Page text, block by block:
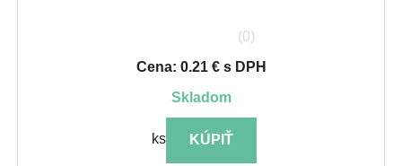
(0)
Cena: 0.21 € s DPH
skladom
ks KÚPIŤ